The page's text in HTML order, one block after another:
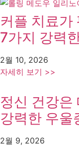
커플 치료가
7가지 강력
2월 10, 2026
자세히 보기 >>
정신 건강은
강력한 우울
2월 9, 2026